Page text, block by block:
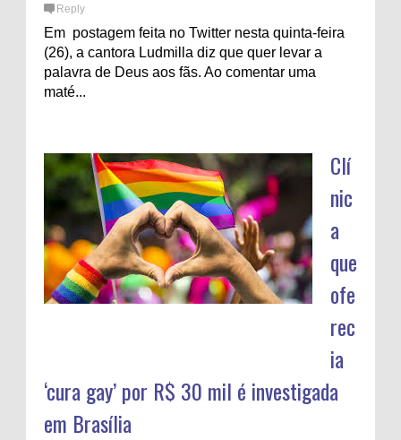
Reply
Em postagem feita no Twitter nesta quinta-feira
(26), a cantora Ludmilla diz que quer levar a
palavra de Deus aos fãs. Ao comentar uma
maté...
Clí
nic
a
que
ofe
rec
ia
‘cura gay’ por R$ 30 mil é investigada
em Brasília